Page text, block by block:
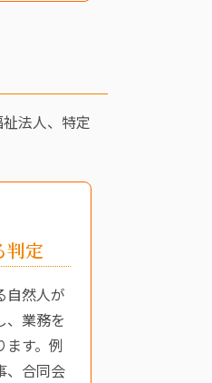
法人、特定
判定
然人が
、業務を
す。例
、合同会